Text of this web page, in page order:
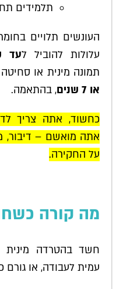
תלמידים
העונשים תלויים
עלולות להוביל לעד
תמונה מינית או
או 7 שנים
, בהתאמה.
כחשוד, אתה צריך
אתה מואשם – דיבור,
על החקירה.
מה קורה
חשד בהטרדה מינית
עמית לעבודה, או גורם